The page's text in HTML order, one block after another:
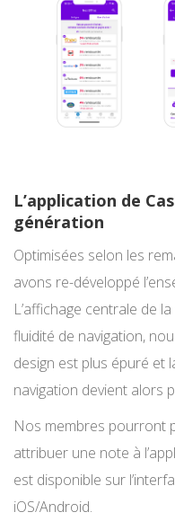
L’application de
génération
Optimisées selon les
avons re-développé
L’affichage centrale de
fluidité de navigation,
design est plus épuré et
navigation devient alors
Nos membres pourront
attribuer une note à
est disponible sur
iOS/Android.